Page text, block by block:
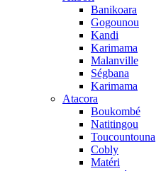
Banikoara
Gogounou
Kandi
Karimama
Malanville
Ségbana
Karimama
Atacora
Boukombé
Natitingou
Toucountouna
Cobly
Matéri